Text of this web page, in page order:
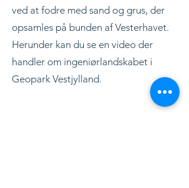
ved at fodre med sand og grus, der
opsamles på bunden af Vesterhavet.
Herunder kan du se en video der
handler om ingeniørlandskabet i
Geopark Vestjylland.